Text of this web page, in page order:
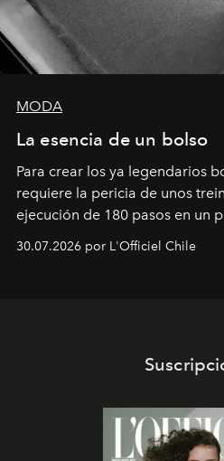
MODA
La esencia de un bolso
Para crear los ya legendarios
requiere la pericia de unos
ejecución de 180 pasos en un
semanas. Los expertos ponen
que se enseña solamente en
30.07.2026 por L'Officiel Chile